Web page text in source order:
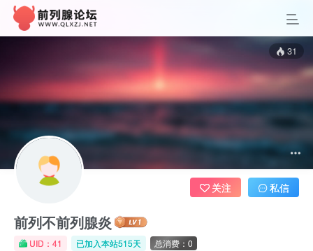
31
前列不前列腺炎
UID：41 已加入本站515天 总消费：0
关注 私信